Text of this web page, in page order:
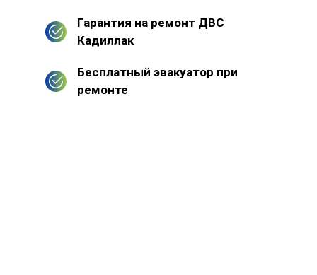
Гарантия на ремонт ДВС
Кадиллак
Бесплатный эвакуатор при
ремонте